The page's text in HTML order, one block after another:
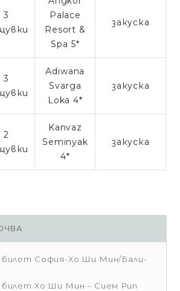
3
Palace
Resort &
Spa 5*
закуска
3
Adiwana
Svarga
Loka 4*
закуска
2
Kanvaz
Seminyak
4*
закуска
София-Хо Ши Мин/Бали-
Хо Ши Мин – Сием Рип